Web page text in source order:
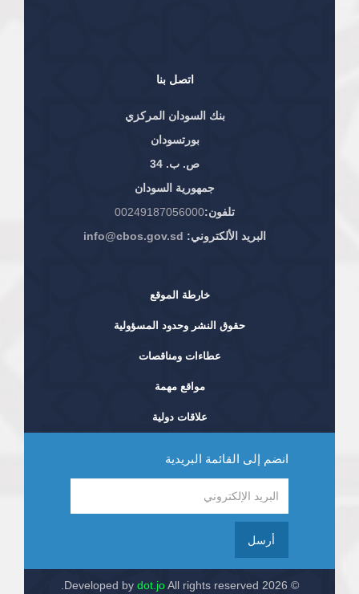
اتصل بنا
بنك السودان المركزي
بورتسودان
ص. ب. 34
جمهورية السودان
تلفون:00249187056000
البريد الألكتروني: info@cbos.gov.sd
خارطة الموقع
حقوق النشر وحدود المسؤولية
عطاءات ومناقصات
مواقع مهمة
علاقات دولية
انضم إلى القائمة البريدية
أرسل
© 2026 Developed by
dot.joAll rights reserved.